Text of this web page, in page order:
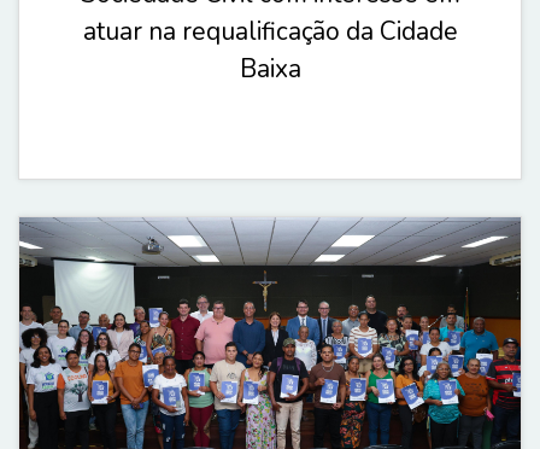
atuar na requalificação da Cidade
Baixa